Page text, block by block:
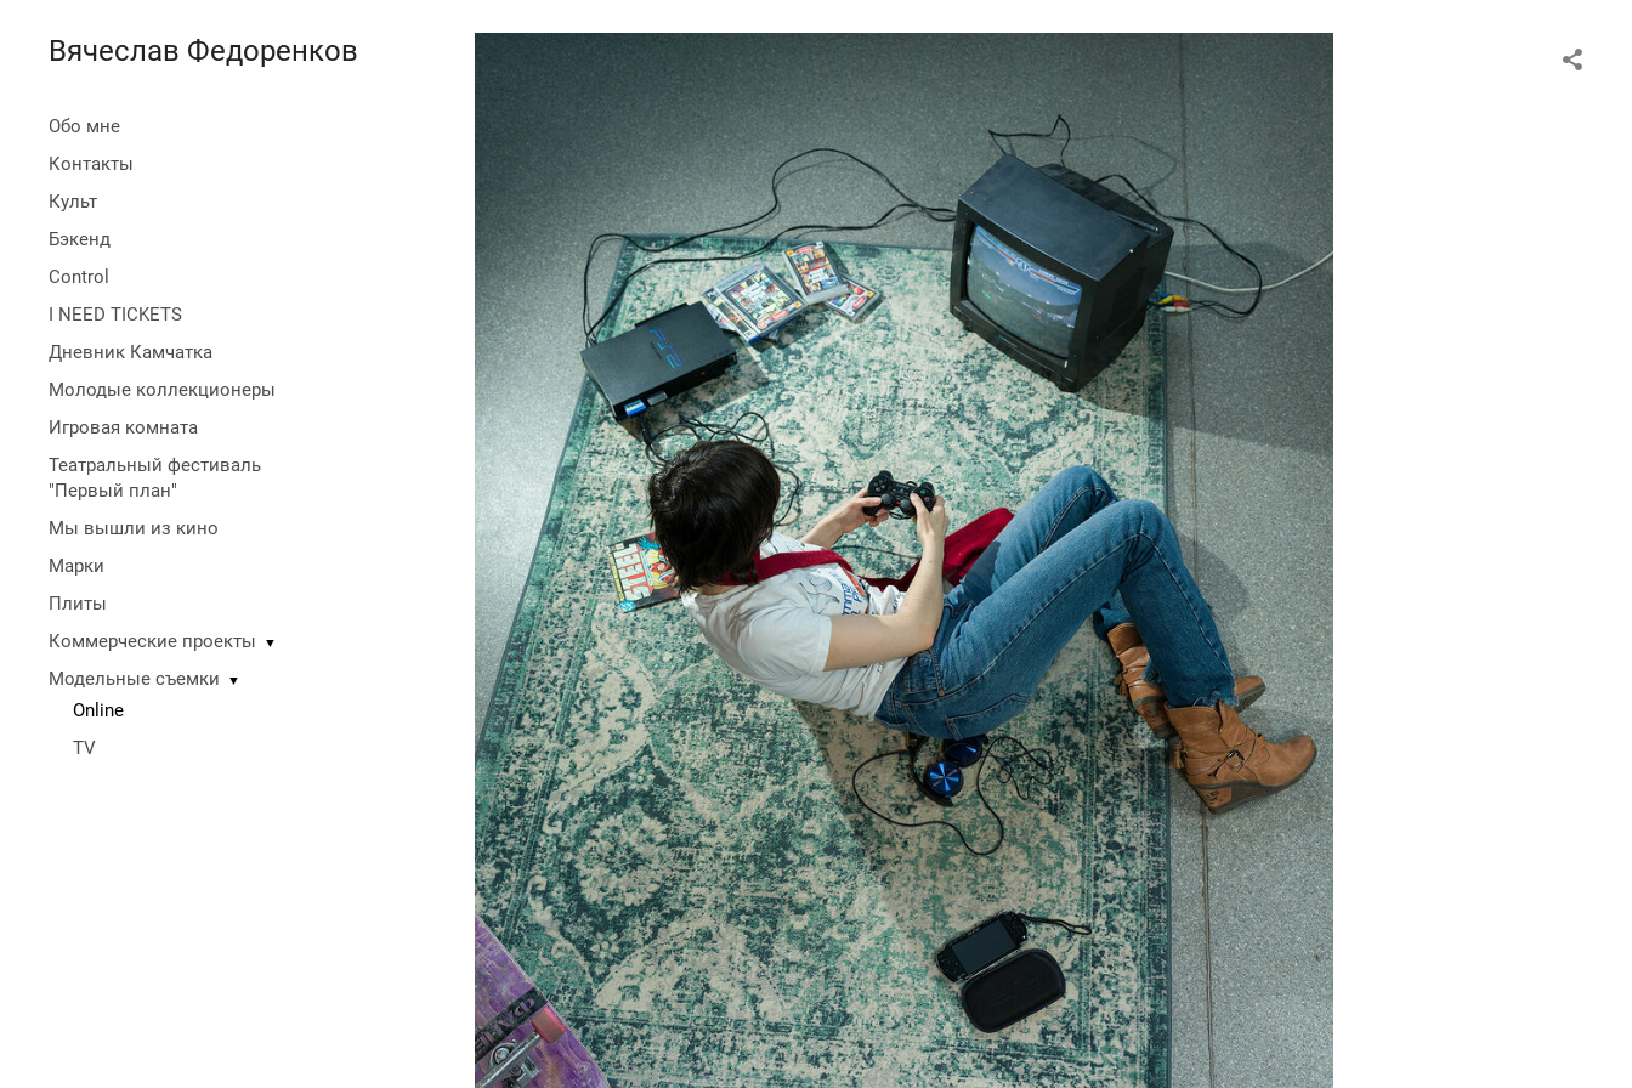
Вячеслав Федоренков
Обо мне
Контакты
Культ
Бэкенд
Control
I NEED TICKETS
Дневник Камчатка
Молодые коллекционеры
Игровая комната
Театральный фестиваль
"Первый план"
Мы вышли из кино
Марки
Плиты
Коммерческие проекты
▼
Модельные съемки ▼
Online
TV